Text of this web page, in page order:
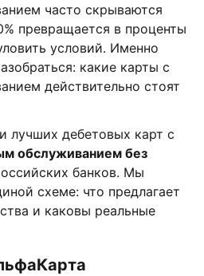
часто скрываются
превращается в проценты
условий. Именно
какие карты с
действительно стоят
лучших дебетовых карт с
обслуживанием без
банков. Мы
схеме: что предлагает
и каковы реальные